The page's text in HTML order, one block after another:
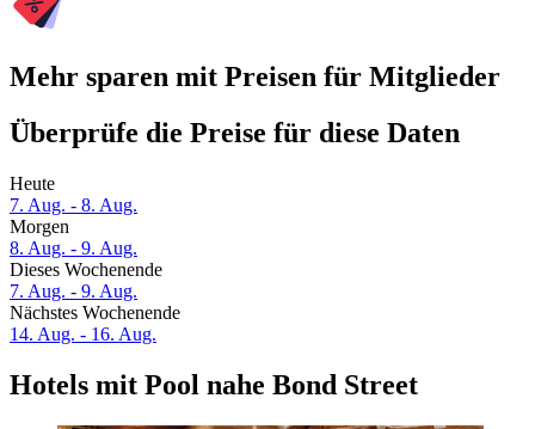
Mehr sparen mit Preisen für Mitglieder
Überprüfe die Preise für diese Daten
Heute
7. Aug. - 8. Aug.
Morgen
8. Aug. - 9. Aug.
Dieses Wochenende
7. Aug. - 9. Aug.
Nächstes Wochenende
14. Aug. - 16. Aug.
Hotels mit Pool nahe Bond Street